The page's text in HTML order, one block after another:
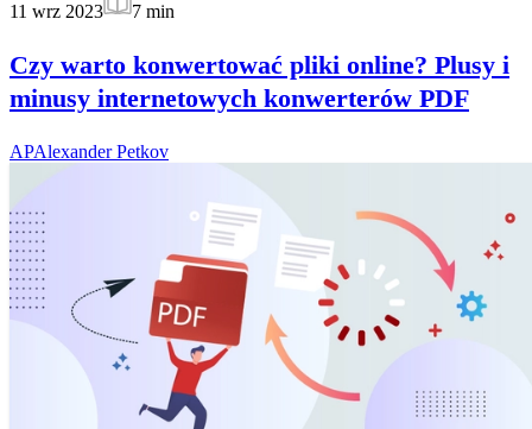
11 wrz 2023
7 min
Czy warto konwertować pliki online? Plusy i
minusy internetowych konwerterów PDF
APAlexander Petkov